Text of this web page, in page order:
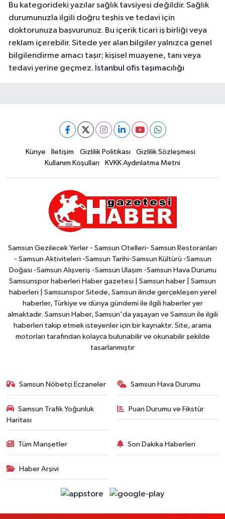
Bu kategorideki yazılar sağlık tavsiyesi değildir. Sağlık
durumunuzla ilgili doğru teşhis ve tedavi için
doktorunuza başvurunuz. Bu içerik ticari iş birliği veya
reklam içerebilir. Sitede yer alan bilgiler yalnızca genel
bilgilendirme amacı taşır; kişisel muayene, tanı veya
tedavi yerine geçmez. İstanbul ofis taşımacılığı
Künye İletişim Gizlilik Politikası
Gizlilik Sözleşmesi
Kullanım Koşulları
KVKK Aydınlatma Metni
Samsun Gezilecek Yerler - Samsun Otelleri- Samsun Restoranları
- Samsun Aktiviteleri -Samsun Tarihi-Samsun Kültürü -Samsun
Doğası -Samsun Alışveriş -Samsun Ulaşım -Samsun Hava Durumu
Samsunspor haberleri Haber gazetesi | Samsun haber | Samsun
haberleri | Samsunspor Sitede, Samsun ilinde gerçekleşen yerel
haberler, Türkiye ve dünya gündemi ile ilgili haberler yer
almaktadır. Samsun Haber, Samsun'da yaşayan ve Samsun ile ilgili
haberleri takip etmek isteyenler için bir kaynaktır. Site, arama
motorları tarafından kolayca bulunabilir ve okunabilir şekilde
tasarlanmıştır
Samsun Nöbetçi Eczaneler Samsun Hava Durumu
Samsun Trafik Yoğunluk
Haritası
Puan Durumu ve Fikstür
Tüm Manşetler Son Dakika Haberleri
Haber Arşivi